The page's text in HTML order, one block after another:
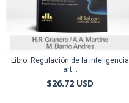
Libro: Regulación de la inteligencia
art...
$26.72 USD